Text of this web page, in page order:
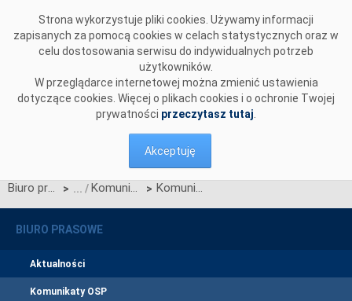
Strona wykorzystuje pliki cookies. Używamy informacji
zapisanych za pomocą cookies w celach statystycznych oraz w
celu dostosowania serwisu do indywidualnych potrzeb
użytkowników.
W przeglądarce internetowej można zmienić ustawienia
dotyczące cookies. Więcej o plikach cookies i o ochronie Twojej
prywatności przeczytasz tutaj
Akceptuję
Biuro prasowe > Komunikaty OSP > Komunikat OIRE dotyczący wyników konsultacji projektu Karty aktualizacji nr CC/05/2025 IRiESP-OIRE
BIURO PRASOWE
Aktualności
Komunikaty OSP